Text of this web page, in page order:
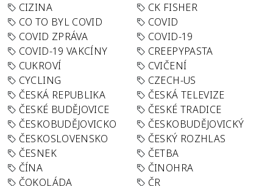
CIZINA
CK FISHER
CO TO BYL COVID
COVID
COVID ZPRÁVA
COVID-19
COVID-19 VAKCÍNY
CREEPYPASTA
CUKROVÍ
CVIČENÍ
CYCLING
CZECH-US
ČESKÁ REPUBLIKA
ČESKÁ TELEVIZE
ČESKÉ BUDĚJOVICE
ČESKÉ TRADICE
ČESKOBUDĚJOVICKO
ČESKOBUDĚJOVICKÝ
ČESKOSLOVENSKO
ČESKÝ ROZHLAS
ČESNEK
ČETBA
ČÍNA
ČINOHRA
ČOKOLÁDA
ČR